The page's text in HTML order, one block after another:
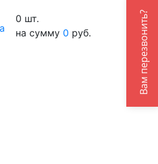
0 шт.
на сумму 0 руб. Вам перезвонить?